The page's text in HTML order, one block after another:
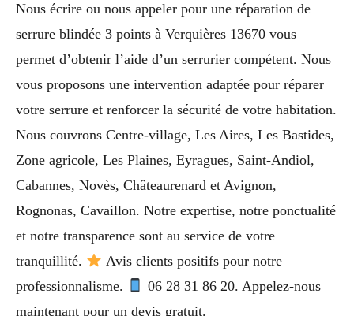
Nous écrire ou nous appeler pour une réparation de
serrure blindée 3 points à Verquières 13670 vous
permet d’obtenir l’aide d’un serrurier compétent. Nous
vous proposons une intervention adaptée pour réparer
votre serrure et renforcer la sécurité de votre habitation.
Nous couvrons Centre-village, Les Aires, Les Bastides,
Zone agricole, Les Plaines, Eyragues, Saint-Andiol,
Cabannes, Novès, Châteaurenard et Avignon,
Rognonas, Cavaillon. Notre expertise, notre ponctualité
et notre transparence sont au service de votre
tranquillité.
Avis clients positifs pour notre
professionnalisme.
06 28 31 86 20. Appelez-nous
maintenant pour un devis gratuit.